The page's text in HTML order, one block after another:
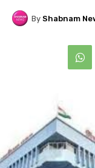
By Shabnam